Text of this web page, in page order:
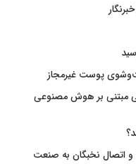
پوست غیرمجاز
مبتنی بر هوش مصنوعی
و اتصال نخبگان به صنعت